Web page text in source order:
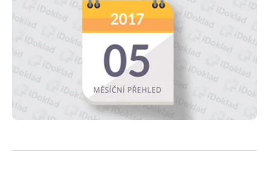
Výkazy pro úřady
Propojení na další systémy
Spřátelené účetní
Katalog doplňků
Jak začít s iDokladem
Jak začít podnikat
Jak se vyznat ve fakturaci
Fakturační poradna
Šablona pro plátce DPH
Šablona pro neplátce DPH
Registrovat ZDARMA